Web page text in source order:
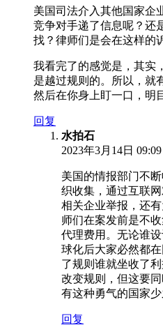
美国司法介入其他国家企
竞争对手递了信息呢？还
找？律师们是会在这样的
我看完了的感觉是，其实
是越过规则的。所以，就
然后在你身上盯一口，明
回复
水拍石
2023年3月14日 09:09
美国的情报部门不
织收集，通过互联
相关企业举报，还
师们在案发前是不
代理费用。无论谁
球化后大家必然都
了规则谁就坐收了
改变规则，但这要
有这种勇气的国家少
回复